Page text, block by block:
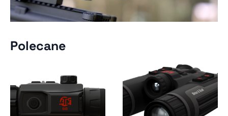
Polecane